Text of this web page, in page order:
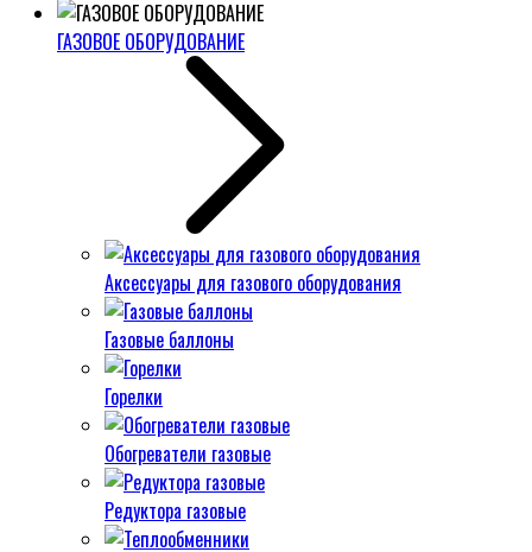
ГАЗОВОЕ ОБОРУДОВАНИЕ
Аксессуары для газового оборудования
Газовые баллоны
Горелки
Обогреватели газовые
Редуктора газовые